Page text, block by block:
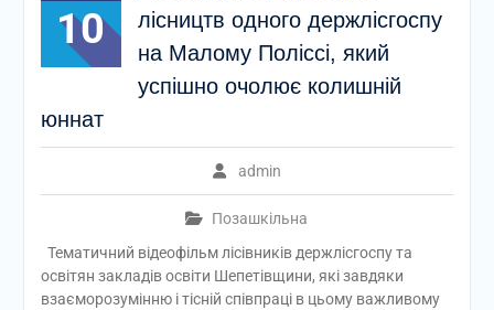
10
лісництв одного держлісгоспу
на Малому Поліссі, який
успішно очолює колишній
юннат
admin
Позашкільна
Тематичний відеофільм лісівників держлісгоспу та
освітян закладів освіти Шепетівщини, які завдяки
взаєморозумінню і тісній співпраці в цьому важливому